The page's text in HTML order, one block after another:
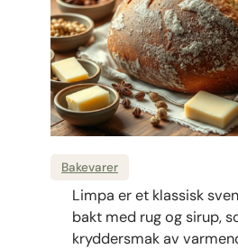
Bakevarer
Limpa er et klassisk
bakt med rug og sirup,
kryddersmak av